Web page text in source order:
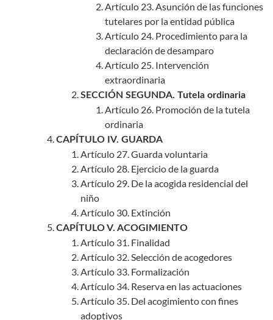
Artículo 23. Asunción de las funciones
tutelares por la entidad pública
Artículo 24. Procedimiento para la
declaración de desamparo
Artículo 25. Intervención
extraordinaria
SECCIÓN SEGUNDA. Tutela ordinaria
Artículo 26. Promoción de la tutela
ordinaria
CAPÍTULO IV. GUARDA
Artículo 27. Guarda voluntaria
Artículo 28. Ejercicio de la guarda
Artículo 29. De la acogida residencial del
niño
Artículo 30. Extinción
CAPÍTULO V. ACOGIMIENTO
Artículo 31. Finalidad
Artículo 32. Selección de acogedores
Artículo 33. Formalización
Artículo 34. Reserva en las actuaciones
Artículo 35. Del acogimiento con fines
adoptivos